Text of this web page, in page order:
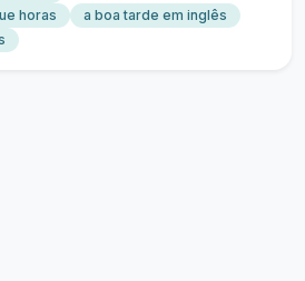
horas
a boa tarde em inglês